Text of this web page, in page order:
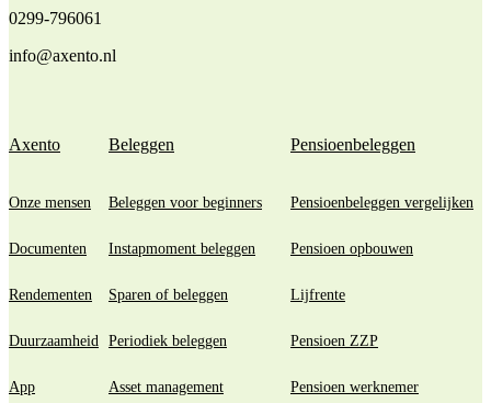
0299-796061
info@axento.nl
Axento
Onze mensen
Documenten
Rendementen
Duurzaamheid
App
Beleggen
Beleggen voor beginners
Instapmoment beleggen
Sparen of beleggen
Periodiek beleggen
Asset management
Pensioenbeleggen
Pensioenbeleggen vergelijken
Pensioen opbouwen
Lijfrente
Pensioen ZZP
Pensioen werknemer